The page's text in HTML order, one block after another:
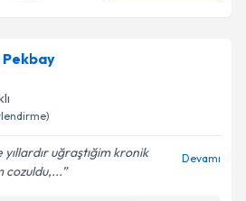
Pekbay
uğraştığim kronik
cozuldu,...
Devamı